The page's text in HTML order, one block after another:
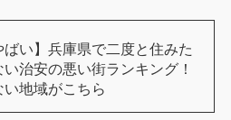
ばい】兵庫県で二度と住みた
い治安の悪い街ランキング！
い地域がこちら